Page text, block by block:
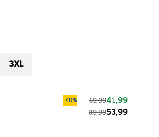
3XL
-40% 69,9941,99
89,9953,99